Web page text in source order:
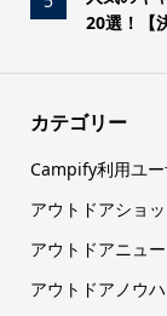
20選！【
カテゴリー
Campify利用ユー
アウトドアショ
アウトドアニュ
アウトドアノウ